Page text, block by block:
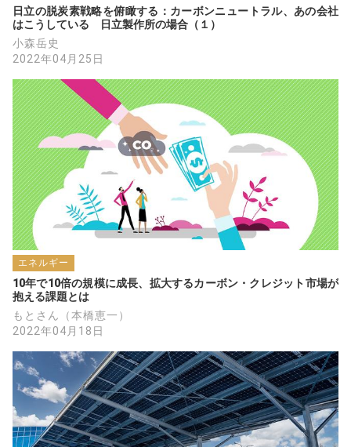
日立の脱炭素戦略を俯瞰する：カーボンニュートラル、あの会社
はこうしている　日立製作所の場合（１）
小森岳史
2022年04月25日
エネルギー
10年で10倍の規模に成長、拡大するカーボン・クレジット市場が
抱える課題とは
もとさん（本橋恵一）
2022年04月18日